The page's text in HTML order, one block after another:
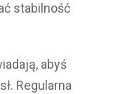
stabilność
abyś
Regularna